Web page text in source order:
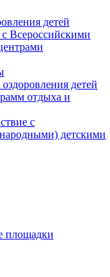
детей
Всероссийскими
детей
отдыха и
с
детскими
площадки